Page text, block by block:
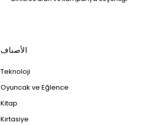
الأصناف
Teknoloji
Oyuncak ve Eğlence
Kitap
Kırtasiye